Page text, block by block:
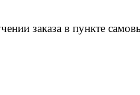
заказа в пункте